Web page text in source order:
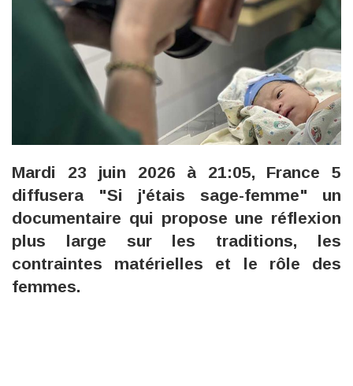
Mardi 23 juin 2026 à 21:05, France 5
diffusera "Si j'étais sage-femme" un
documentaire qui propose une réflexion
plus large sur les traditions, les
contraintes matérielles et le rôle des
femmes.